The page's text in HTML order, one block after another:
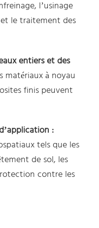
l’usinage
le traitement des
entiers et des
matériaux à noyau
finis peuvent
:
tels que les
de sol, les
contre les